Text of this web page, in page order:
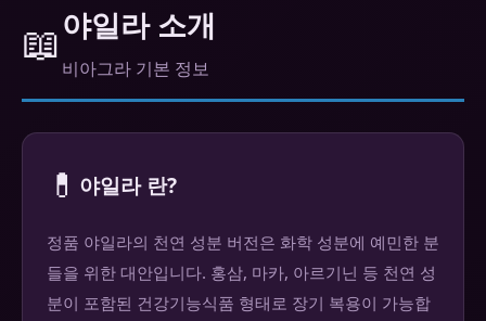
📖야일라 소개
비아그라 기본 정보
💊 야일라 란?
정품 야일라의 천연 성분 버전은 화학 성분에 예민한 분
들을 위한 대안입니다. 홍삼, 마카, 아르기닌 등 천연 성
분이 포함된 건강기능식품 형태로 장기 복용이 가능합